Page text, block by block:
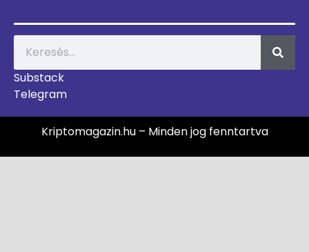
Substack
Telegram
Kriptomagazin.hu – Minden jog fenntartva